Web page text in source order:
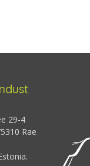
29-4
Rae